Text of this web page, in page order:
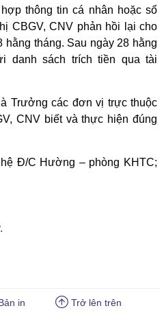
thông tin cá nhân hoặc số
CBGV, CNV phản hồi lại cho
tháng. Sau ngày 28 hằng
danh sách trích tiền qua tài
Trưởng các đơn vị trực thuộc
CNV biết và thực hiện đúng
Đ/C Hường – phòng KHTC;
in Trở lên trên